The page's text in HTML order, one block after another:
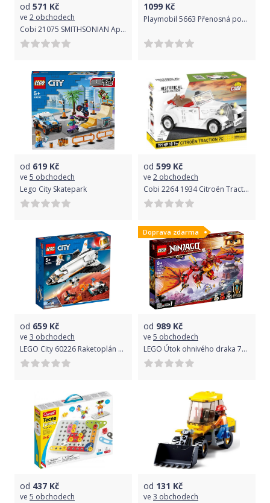
od 571 Kč
ve 2 obchodech
Cobi 21075 SMITHSONIAN Apollo 11 Lunární modul Eagle, 380 k, 2 f
1099 Kč
Playmobil 5663 Přenosná požární stanice
od 619 Kč
ve 5 obchodech
Lego City Skatepark
od 599 Kč
ve 2 obchodech
Cobi 2264 1934 Citroën Traction 7C
od 659 Kč
ve 3 obchodech
LEGO City 60226 Raketoplán zkoumající Mars
Doprava zdarma
od 989 Kč
ve 5 obchodech
LEGO Útok ohnivého draka 71753
od 437 Kč
ve 5 obchodech
od 131 Kč
ve 3 obchodech